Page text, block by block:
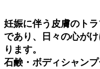
妊娠に伴う皮膚のト
であり、日々の心が
ります。
石鹸・ボディシャン